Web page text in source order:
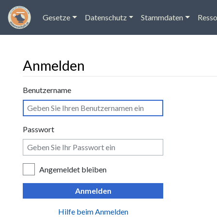
Gesetze Datenschutz Stammdaten
Anmelden
Wechseln zu:Navigation
Benutzername
Passwort
Angemeldet bleiben
Anmelden
Hilfe beim Anmelden